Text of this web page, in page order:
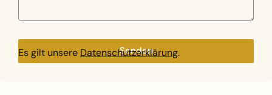
Senden
Es gilt unsere Datenschutzerklärung.